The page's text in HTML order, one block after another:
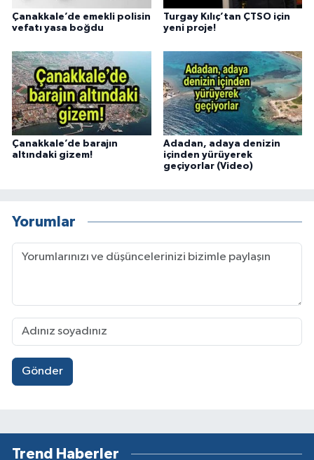
Çanakkale’de emekli polisin
vefatı yasa boğdu
Turgay Kılıç’tan ÇTSO için
yeni proje!
Çanakkale’de barajın
altındaki gizem!
Adadan, adaya denizin
içinden yürüyerek
geçiyorlar (Video)
Yorumlar
Gönder
Trend Haberler